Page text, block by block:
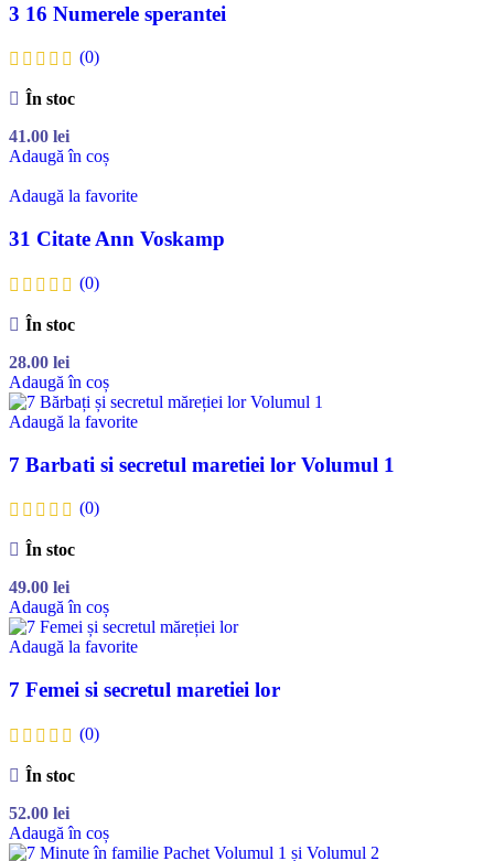
3 16 Numerele sperantei
(0)
În stoc
41.00 lei
Adaugă în coș
Adaugă la favorite
31 Citate Ann Voskamp
(0)
În stoc
28.00 lei
Adaugă în coș
Adaugă la favorite
7 Barbati si secretul maretiei lor Volumul 1
(0)
În stoc
49.00 lei
Adaugă în coș
Adaugă la favorite
7 Femei si secretul maretiei lor
(0)
În stoc
52.00 lei
Adaugă în coș